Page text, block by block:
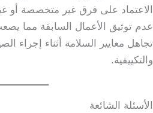
الاعتماد على فرق غير متخصصة أو
عدم توثيق الأعمال السابقة مما
تجاهل معايير السلامة أثناء إجراء
والتكييفية.
الأسئلة الشائعة